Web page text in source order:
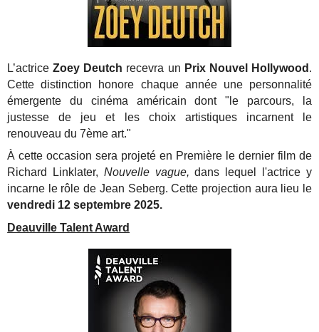
L’actriceZoey Deutch recevra un Prix Nouvel Hollywood .
Cette distinction honore chaque année une personnalité
émergente du cinéma américain dont "le parcours, la
justesse de jeu et les choix artistiques incarnent le
renouveau du 7ème art."
À cette occasion sera projeté en Première le dernier film de
Richard Linklater, Nouvelle vague, dans lequel l'actrice y
incarne le rôle de Jean Seberg. Cette projection aura lieu le
vendredi 12 septembre 2025.
Deauville Talent Award